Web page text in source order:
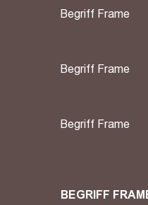
Begriff Frame
Begriff Frame
Begriff Frame
BEGRIFF